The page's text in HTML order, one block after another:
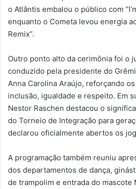
o Atlântis embalou o público com
enquanto o Cometa levou energia
Remix”.
Outro ponto alto da cerimônia foi o
conduzido pela presidente do
Anna Carolina Araújo, reforçando
inclusão, igualdade e respeito. Em
Nestor Raschen destacou o
do Torneio de Integração para
declarou oficialmente abertos os
A programação também reuniu
dos departamentos de dança,
de trampolim e entrada do mascote